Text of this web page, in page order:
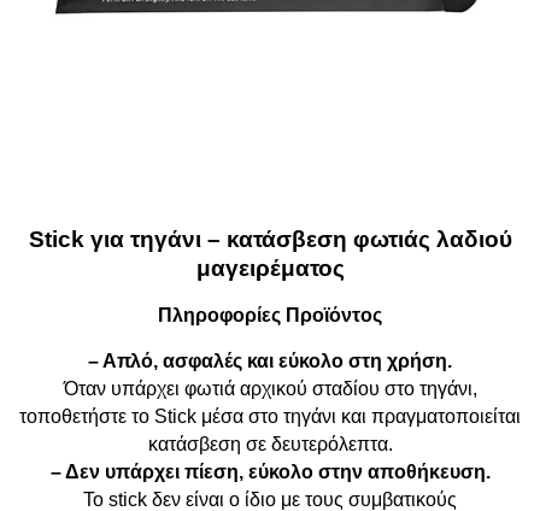
Stick για τηγάνι – κατάσβεση φωτιάς λαδιού
μαγειρέματος
Πληροφορίες Προϊόντος
– Απλό, ασφαλές και εύκολο στη χρήση.
Όταν υπάρχει φωτιά αρχικού σταδίου στο τηγάνι,
τοποθετήστε το Stick μέσα στο τηγάνι και πραγματοποιείται
κατάσβεση σε δευτερόλεπτα.
– Δεν υπάρχει πίεση, εύκολο στην αποθήκευση.
Το stick δεν είναι ο ίδιο με τους συμβατικούς